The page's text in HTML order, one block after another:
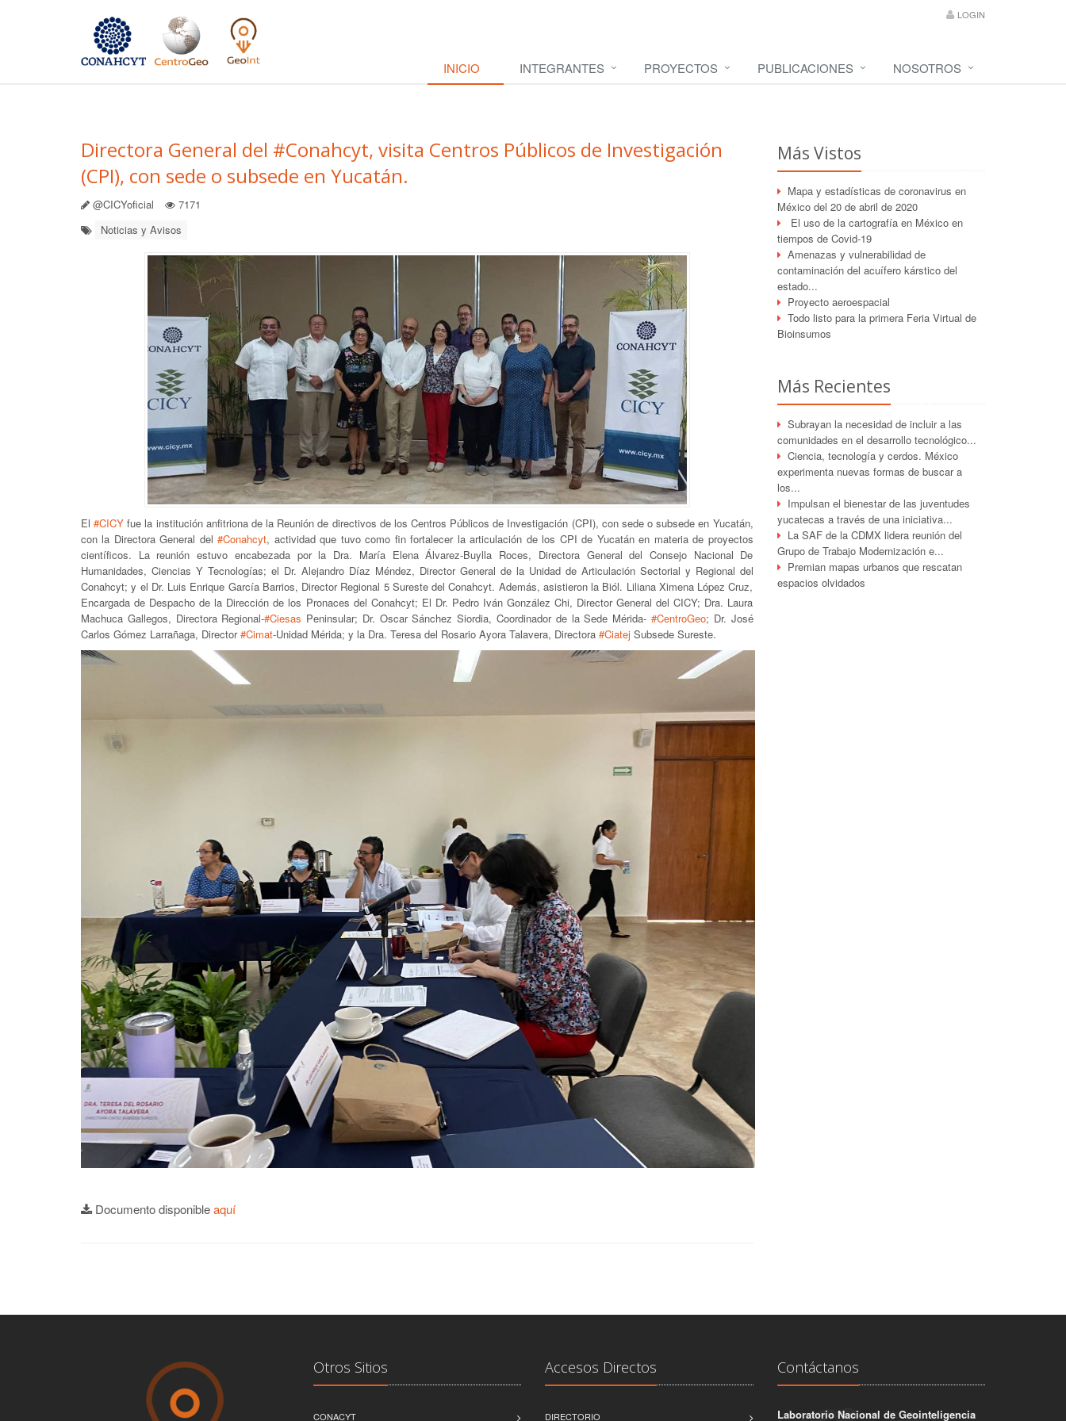
LOGIN
INICIO INTEGRANTES PROYECTOS PUBLICACIONES NOSOTROS
Directora General del #Conahcyt, visita Centros Públicos de Investigación
(CPI), con sede o subsede en Yucatán.
@CICYoficial
7171
Noticias y Avisos
El#CICY fue la institución anfitriona de la Reunión de directivos de los Centros Públicos de Investigación (CPI), con sede o subsede en Yucatán,
con la Directora General del#Conahcyt, actividad que tuvo como fin fortalecer la articulación de los CPI de Yucatán en materia de proyectos
científicos. La reunión estuvo encabezada por la Dra. María Elena Álvarez-Buylla Roces, Directora General del Consejo Nacional De
Humanidades, Ciencias Y Tecnologías; el Dr. Alejandro Díaz Méndez, Director General de la Unidad de Articulación Sectorial y Regional del
Conahcyt; y el Dr. Luis Enrique García Barrios, Director Regional 5 Sureste del Conahcyt. Además, asistieron la Biól. Liliana Ximena López Cruz,
Encargada de Despacho de la Dirección de los Pronaces del Conahcyt; El Dr. Pedro Iván González Chi, Director General del CICY; Dra. Laura
Machuca Gallegos, Directora Regional-#Ciesas Peninsular; Dr. Oscar Sánchez Siordia, Coordinador de la Sede Mérida- #CentroGeo; Dr. José
Carlos Gómez Larrañaga, Director#Cimat-Unidad Mérida; y la Dra. Teresa del Rosario Ayora Talavera, Directora #Ciatej Subsede Sureste.
Documento disponibleaquí
Más Vistos
Mapa y estadísticas de coronavirus en
México del 20 de abril de 2020
El uso de la cartografía en México en
tiempos de Covid-19
Amenazas y vulnerabilidad de
contaminación del acuífero kárstico del
estado...
Proyecto aeroespacial
Todo listo para la primera Feria Virtual de
Bioinsumos
Más Recientes
Subrayan la necesidad de incluir a las
comunidades en el desarrollo tecnológico...
Ciencia, tecnología y cerdos. México
experimenta nuevas formas de buscar a
los...
Impulsan el bienestar de las juventudes
yucatecas a través de una iniciativa...
La SAF de la CDMX lidera reunión del
Grupo de Trabajo Modernización e...
Premian mapas urbanos que rescatan
espacios olvidados
Otros Sitios
CONACYT
Accesos Directos
DIRECTORIO
Contáctanos
Laboratorio Nacional de Geointeligencia